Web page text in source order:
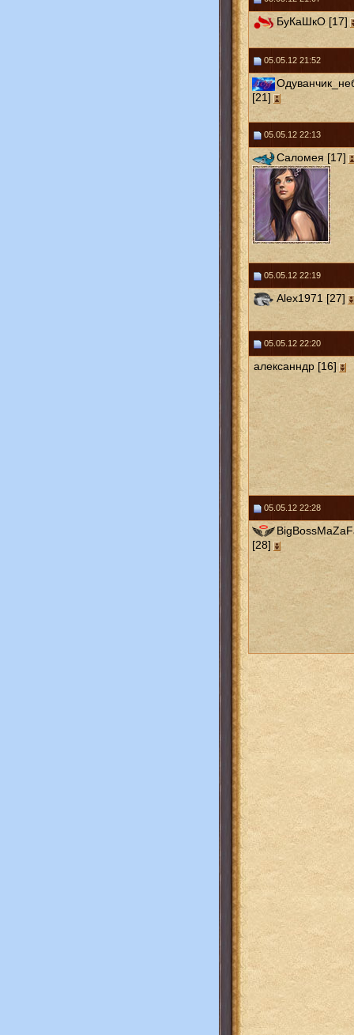
БуКаШкО [17]
05.05.12 21:52
[21]
05.05.12 22:13
Саломея [17]
05.05.12 22:19
Alex1971 [27]
05.05.12 22:20
алексанндр [16]
05.05.12 22:28
[28]